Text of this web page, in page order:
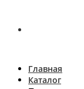
Главная
Каталог